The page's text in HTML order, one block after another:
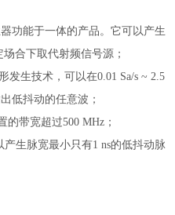
功能于一体的产品。它可以产生
合下取代射频信号源；
发生技术，可以在0.01 Sa/s ~ 2.5
低抖动的任意波；
的带宽超过500 MHz ；
产生脉宽最小只有1 ns的低抖动脉